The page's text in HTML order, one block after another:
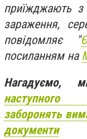
приїжджають
зараження,
повідомляє "
посиланням на
Нагадуємо,
заборонять
документи